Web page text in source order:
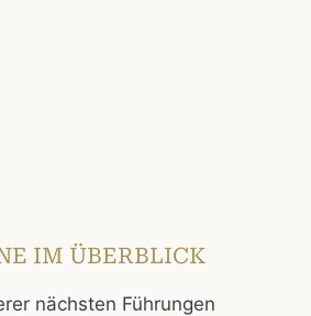
IM ÜBERBLICK
nächsten Führungen